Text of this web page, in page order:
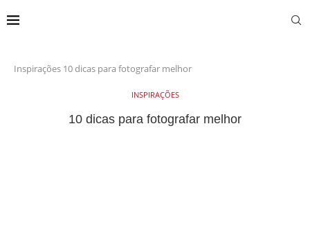
Inspirações 10 dicas para fotografar melhor
INSPIRAÇÕES
10 dicas para fotografar melhor